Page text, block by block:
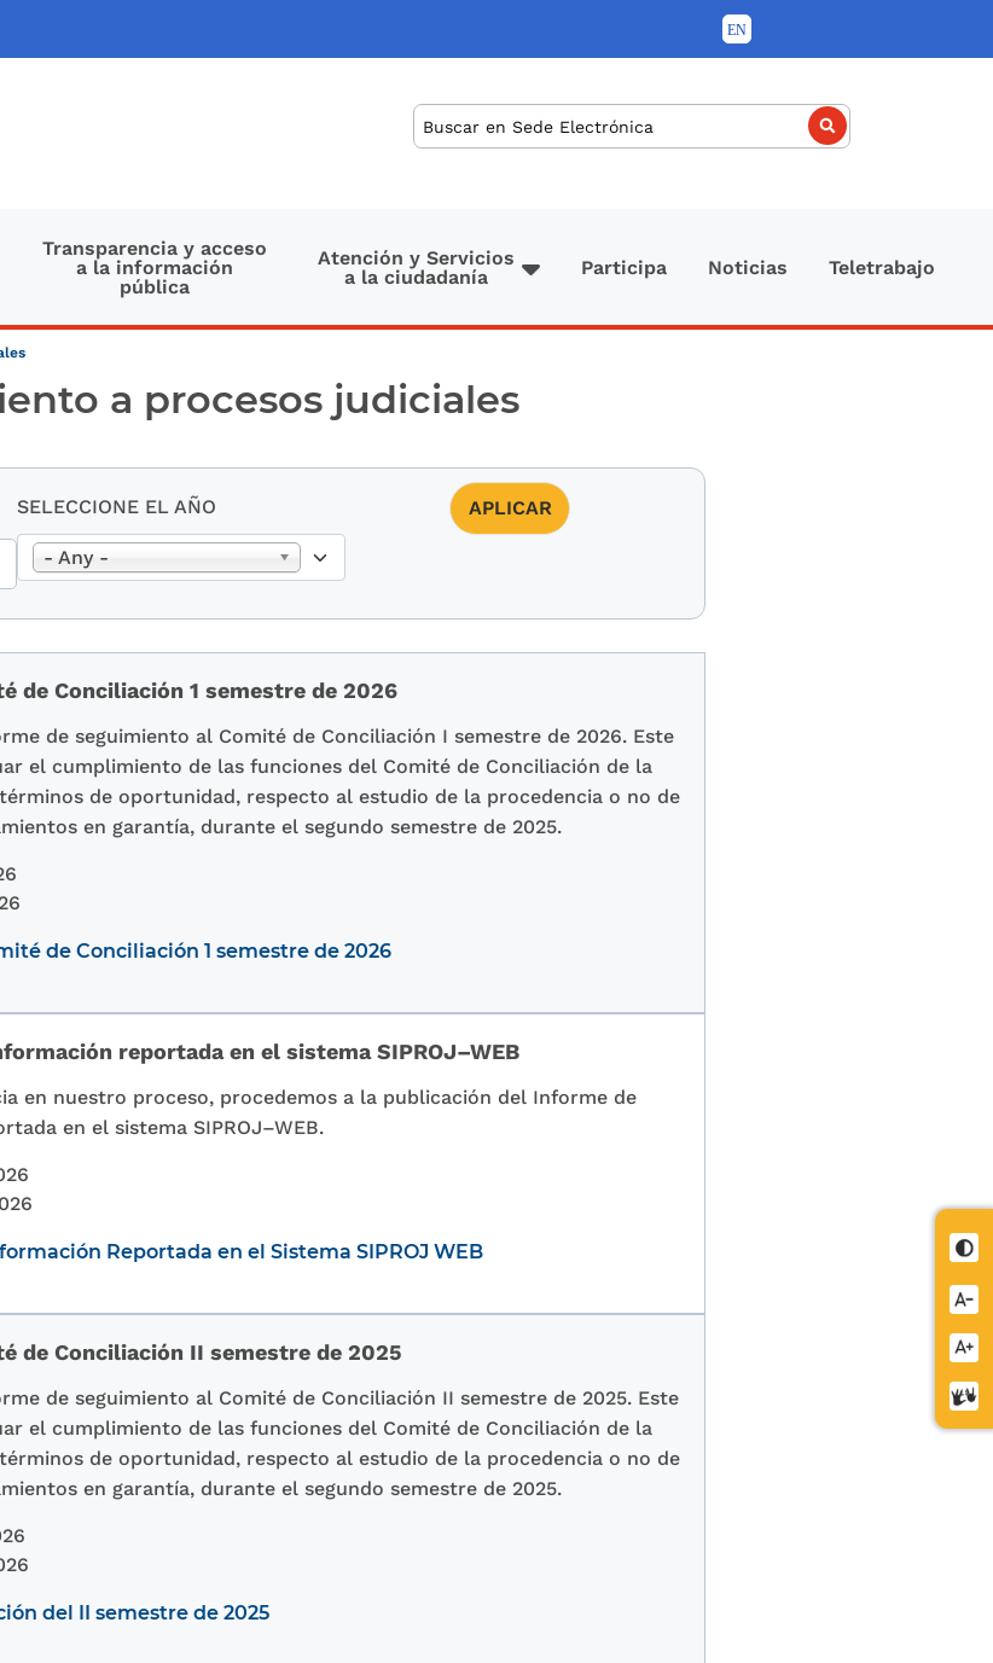
de
Buscar
Transparencia y acceso
a la información
pública
Atención y Servicios
a la ciudadanía
Participa Noticias Teletrabajo
a procesos judiciales
SELECCIONE EL AÑO
- Any -
de Conciliación 1 semestre de 2026
de seguimiento al Comité de Conciliación I semestre de 2026. Este
el cumplimiento de las funciones del Comité de Conciliación de la
de oportunidad, respecto al estudio de la procedencia o no de
en garantía, durante el segundo semestre de 2025.
de Conciliación 1 semestre de 2026
reportada en el sistema SIPROJ–WEB
en nuestro proceso, procedemos a la publicación del Informe de
en el sistema SIPROJ–WEB.
Reportada en el Sistema SIPROJ WEB
de Conciliación II semestre de 2025
de seguimiento al Comité de Conciliación II semestre de 2025. Este
el cumplimiento de las funciones del Comité de Conciliación de la
de oportunidad, respecto al estudio de la procedencia o no de
en garantía, durante el segundo semestre de 2025.
del II semestre de 2025